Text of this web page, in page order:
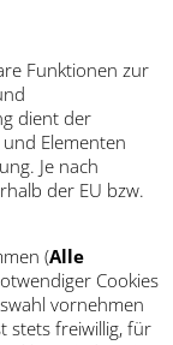
Funktionen zur
dient der
Elementen
Je nach
der EU bzw.
(Alle
Cookies
vornehmen
stets freiwillig, für